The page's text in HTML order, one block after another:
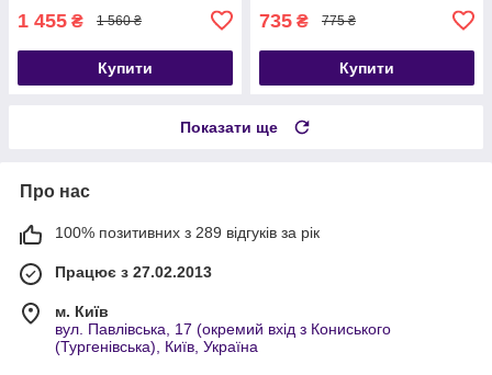
1 455 ₴ 1 560 ₴
Купити
735 ₴ 775 ₴
Купити
Показати ще
Про нас
100% позитивних з 289 відгуків за рік
Працює з 27.02.2013
м. Київ
вул. Павлівська, 17 (окремий вхід з Кониського
(Тургенівська), Київ, Україна